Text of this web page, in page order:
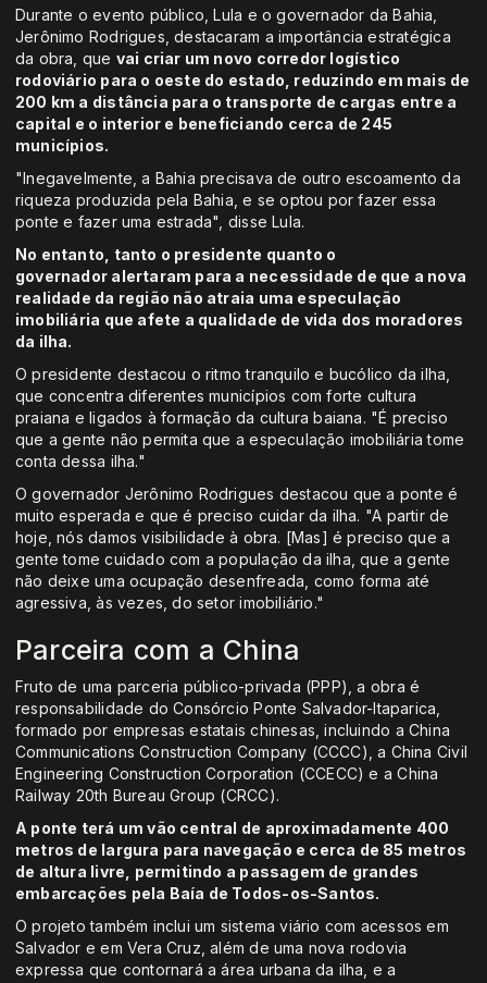
Durante o evento público, Lula e o governador da Bahia,
Jerônimo Rodrigues, destacaram a importância estratégica
da obra, que vai criar um novo corredor logístico
rodoviário para o oeste do estado, reduzindo em mais de
200 km a distância para o transporte de cargas entre a
capital e o interior e beneficiando cerca de 245
municípios.
"Inegavelmente, a Bahia precisava de outro escoamento da
riqueza produzida pela Bahia, e se optou por fazer essa
ponte e fazer uma estrada", disse Lula.
No entanto, tanto o presidente quanto o
governador alertaram para a necessidade de que a nova
realidade da região não atraia uma especulação
imobiliária que afete a qualidade de vida dos moradores
da ilha.
O presidente destacou o ritmo tranquilo e bucólico da ilha,
que concentra diferentes municípios com forte cultura
praiana e ligados à formação da cultura baiana. "É preciso
que a gente não permita que a especulação imobiliária tome
conta dessa ilha."
O governador Jerônimo Rodrigues destacou que a ponte é
muito esperada e que é preciso cuidar da ilha. "A partir de
hoje, nós damos visibilidade à obra. [Mas] é preciso que a
gente tome cuidado com a população da ilha, que a gente
não deixe uma ocupação desenfreada, como forma até
agressiva, às vezes, do setor imobiliário."
Parceira com a China
Fruto de uma parceria público-privada (PPP), a obra é
responsabilidade do Consórcio Ponte Salvador-Itaparica,
formado por empresas estatais chinesas, incluindo a China
Communications Construction Company (CCCC), a China Civil
Engineering Construction Corporation (CCECC) e a China
Railway 20th Bureau Group (CRCC).
A ponte terá um vão central de aproximadamente 400
metros de largura para navegação e cerca de 85 metros
de altura livre, permitindo a passagem de grandes
embarcações pela Baía de Todos-os-Santos.
O projeto também inclui um sistema viário com acessos em
Salvador e em Vera Cruz, além de uma nova rodovia
expressa que contornará a área urbana da ilha, e a